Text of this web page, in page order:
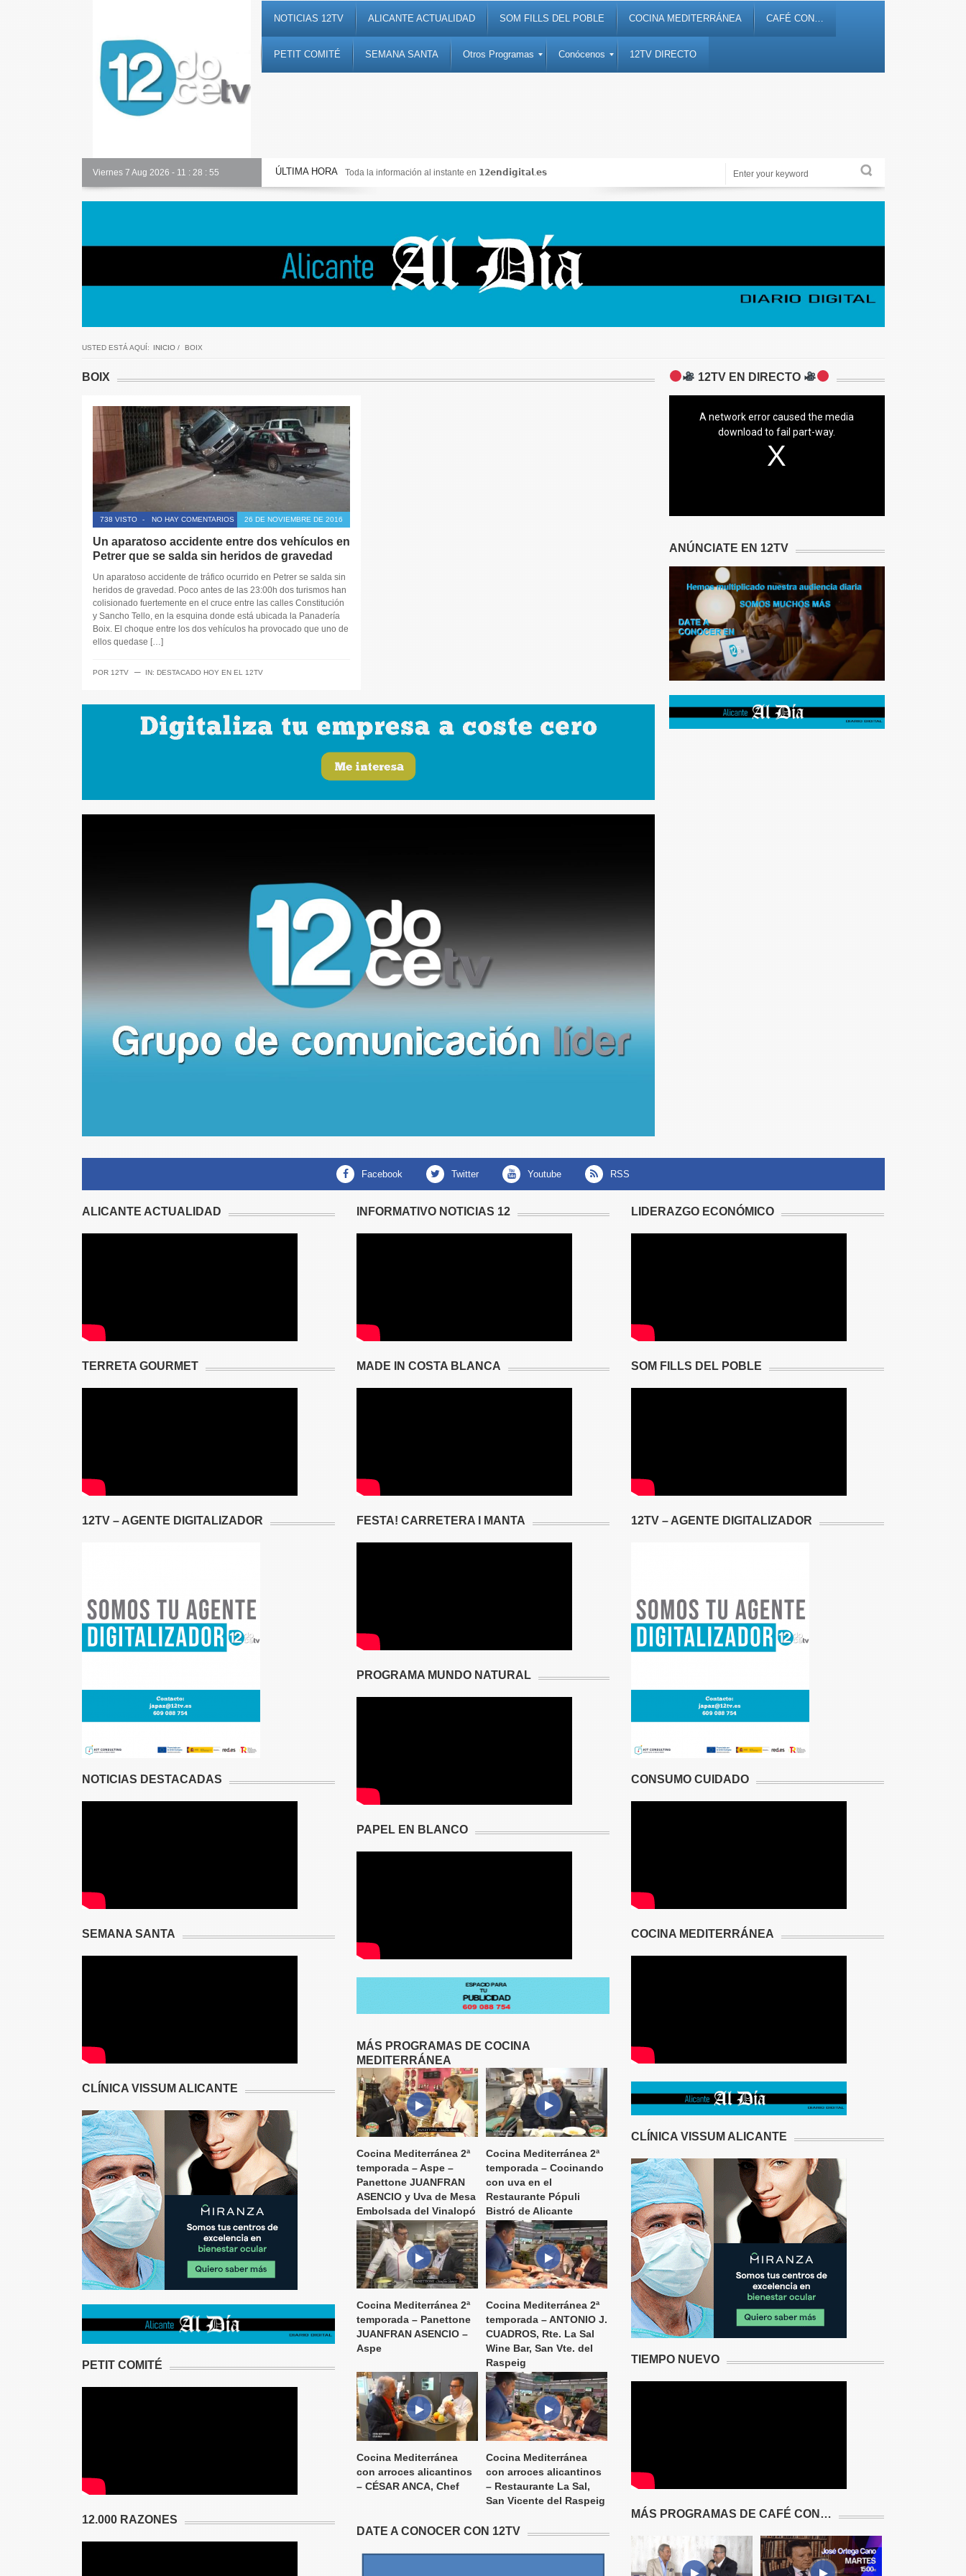
NOTICIAS 12TV ALICANTE ACTUALIDAD SOM FILLS DEL POBLE COCINA MEDITERRÁNEA CAFÉ CON…
PETIT COMITÉ SEMANA SANTA Otros Programas Conócenos 12TV DIRECTO
Viernes 7 Aug 2026 - 11 : 28 : 56 ÚLTIMA HORA
Alicante Actualidad Toda la información al instante en 𝟭𝟮𝗲𝗻𝗱𝗶𝗴𝗶𝘁𝗮𝗹.𝗲𝘀 Noticias, debates, fiestas, cultura, ocio y entretenimiento
USTED ESTÁ AQUÍ: INICIO/ BOIX
BOIX
738 VISTO - NO HAY COMENTARIOS 26 DE NOVIEMBRE DE 2016
Un aparatoso accidente entre dos vehículos en
Petrer que se salda sin heridos de gravedad
Un aparatoso accidente de tráfico ocurrido en Petrer se salda sin
heridos de gravedad. Poco antes de las 23:00h dos turismos han
colisionado fuertemente en el cruce entre las calles Constitución
y Sancho Tello, en la esquina donde está ubicada la Panadería
Boix. El choque entre los dos vehículos ha provocado que uno de
ellos quedase […]
POR 12TV ─ IN: DESTACADO HOY EN EL 12TV
12TV EN DIRECTO
A network error caused the media
download to fail part-way.
ANÚNCIATE EN 12TV
facebook twitter youtube RSS
ALICANTE ACTUALIDAD
TERRETA GOURMET
12TV – AGENTE DIGITALIZADOR
NOTICIAS DESTACADAS
SEMANA SANTA
CLÍNICA VISSUM ALICANTE
PETIT COMITÉ
12.000 RAZONES
INFORMATIVO NOTICIAS 12
MADE IN COSTA BLANCA
FESTA! CARRETERA I MANTA
PROGRAMA MUNDO NATURAL
PAPEL EN BLANCO
MÁS PROGRAMAS DE COCINA
MEDITERRÁNEA
Cocina Mediterránea 2ª
temporada – Aspe –
Panettone JUANFRAN
ASENCIO y Uva de Mesa
Embolsada del Vinalopó
Cocina Mediterránea 2ª
temporada – Cocinando
con uva en el
Restaurante Pópuli
Bistró de Alicante
Cocina Mediterránea 2ª
temporada – Panettone
JUANFRAN ASENCIO –
Aspe
Cocina Mediterránea 2ª
temporada – ANTONIO J.
CUADROS, Rte. La Sal
Wine Bar, San Vte. del
Raspeig
Cocina Mediterránea
con arroces alicantinos
– CÉSAR ANCA, Chef
Cocina Mediterránea
con arroces alicantinos
– Restaurante La Sal,
San Vicente del Raspeig
DATE A CONOCER CON 12TV
LIDERAZGO ECONÓMICO
SOM FILLS DEL POBLE
12TV – AGENTE DIGITALIZADOR
CONSUMO CUIDADO
COCINA MEDITERRÁNEA
CLÍNICA VISSUM ALICANTE
TIEMPO NUEVO
MÁS PROGRAMAS DE CAFÉ CON…